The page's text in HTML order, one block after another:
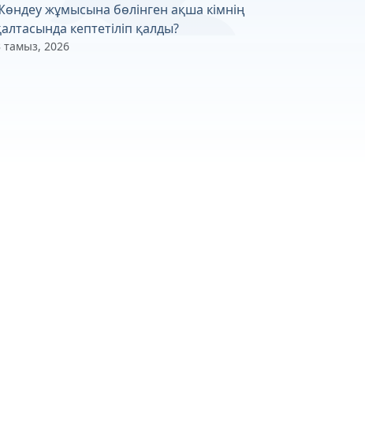
жұмысына бөлінген ақша кімнің
кептетіліп қалды?
тамыз, 2026